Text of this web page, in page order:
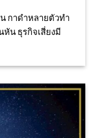
กาดำหลายตัวทํา
หัน ธุรกิจเสี่ยงมี